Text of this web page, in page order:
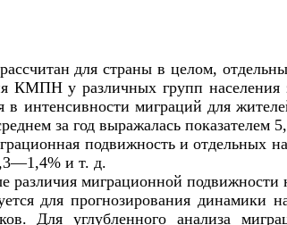
для страны в целом,
КМПН у различных групп населения
в интенсивности миграций для
за год выражалась
подвижность и отдельных
и т. д.
различия миграционной
для прогнозирования динамики
Для углубленного анализа